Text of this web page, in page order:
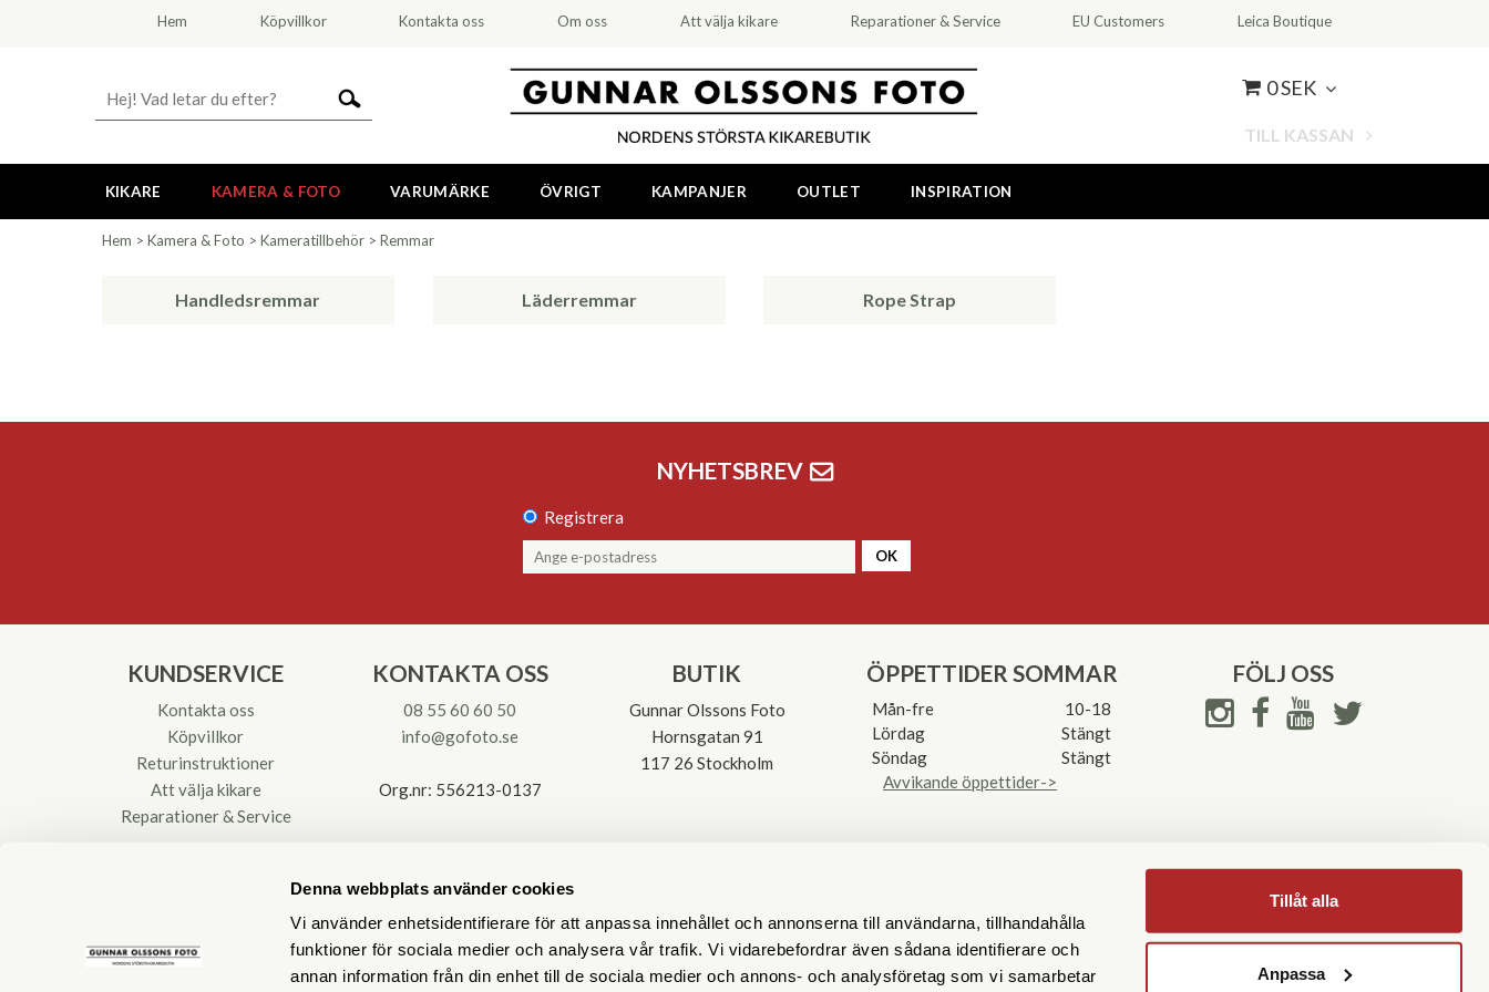
Denna webbplats använder cookies
Vi använder enhetsidentifierare för att anpassa innehållet och annonserna till användarna, tillhandahålla
funktioner för sociala medier och analysera vår trafik. Vi vidarebefordrar även sådana identifierare och
annan information från din enhet till de sociala medier och annons- och analysföretag som vi samarbetar
Tillåt alla
Anpassa
Hem Köpvillkor Kontakta oss Om oss Att välja kikare Reparationer & Service EU Customers Leica Boutique
0 SEK
TILL KASSAN
KIKARE KAMERA & FOTO VARUMÄRKE ÖVRIGT KAMPANJER OUTLET INSPIRATION
Hem > Kamera & Foto > Kameratillbehör > Remmar
Handledsremmar Läderremmar Rope Strap
NYHETSBREV
Registrera
OK
KUNDSERVICE
Kontakta oss
Köpvillkor
Returinstruktioner
Att välja kikare
Reparationer & Service
KONTAKTA OSS
08 55 60 60 50
info@gofoto.se
Org.nr: 556213-0137
BUTIK
Gunnar Olssons Foto
Hornsgatan 91
117 26 Stockholm
ÖPPETTIDER SOMMAR
Mån-fre
10-18
Lördag
Stängt
Söndag
Stängt
Avvikande öppettider->
FÖLJ OSS